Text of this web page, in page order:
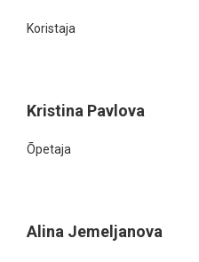
Koristaja
Kristina Pavlova
Õpetaja
Alina Jemeljanova